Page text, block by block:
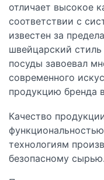
отличает высокое
соответствии с
известен за
швейцарский
посуды завоевал
современного
продукцию бренда
Качество
технологиям
безопасному сырью.